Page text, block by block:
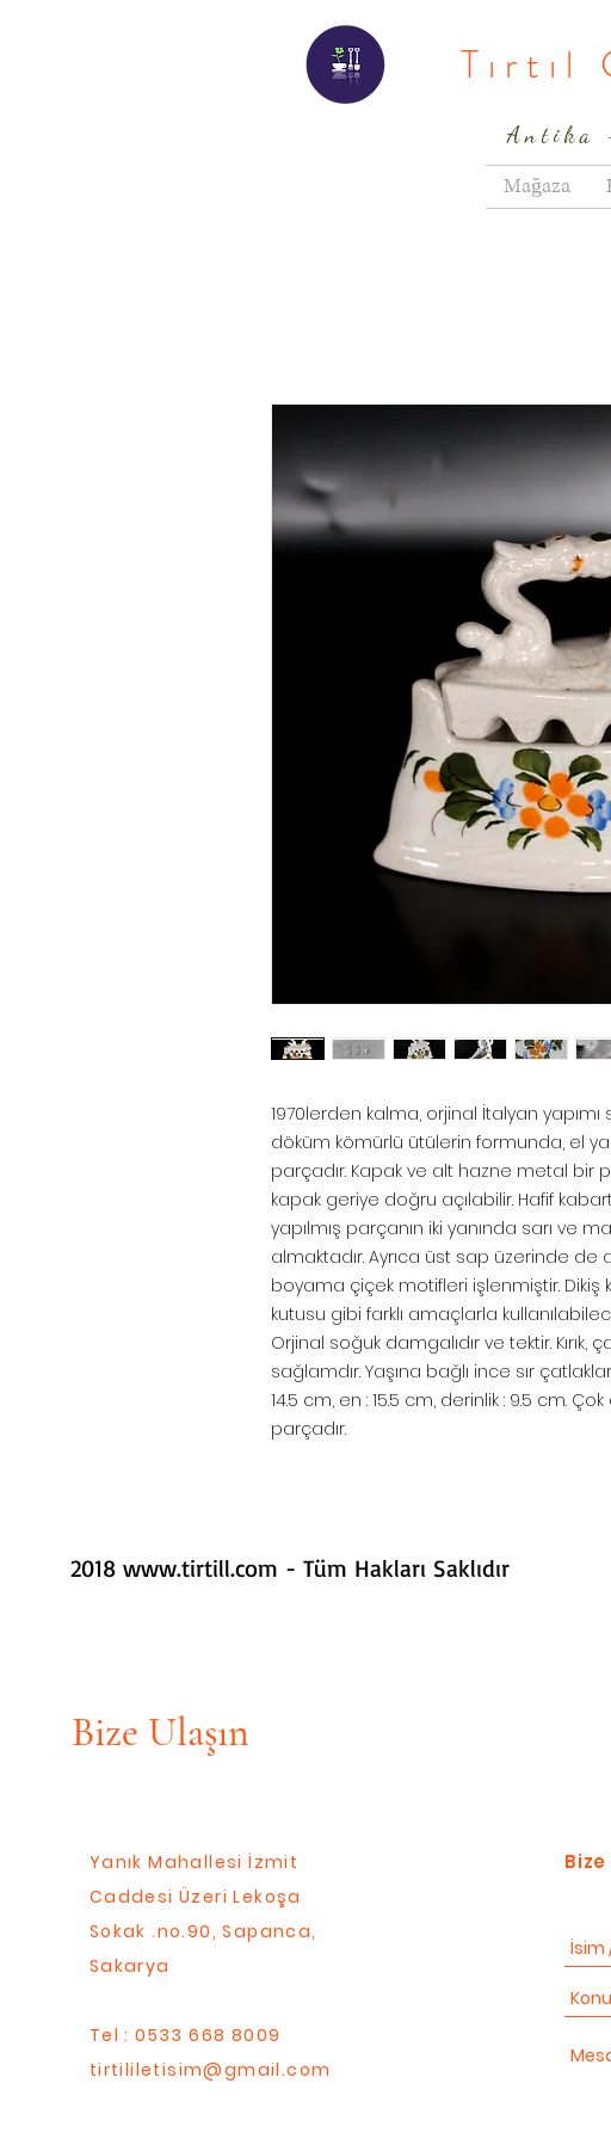
Tırtıl
Antika
Mağaza
1970lerden kalma, orjinal İtalyan
döküm kömürlü ütülerin formunda, el
parçadır. Kapak ve alt hazne metal bir
kapak geriye doğru açılabilir. Hafif
yapılmış parçanın iki yanında sarı ve
almaktadır. Ayrıca üst sap üzerinde de
boyama çiçek motifleri işlenmiştir. Dikiş
kutusu gibi farklı amaçlarla
Orjinal soğuk damgalıdır ve tektir. Kırık,
sağlamdır. Yaşına bağlı ince sır
14.5 cm, en : 15.5 cm, derinlik : 9.5 cm.
parçadır.
2018 www.tirtill.com - Tüm Hakları Saklıdır
Bize Ulaşın
Yanık Mahallesi İzmit
Caddesi Üzeri Lekoşa
Sokak .no.90, Sapanca,
Sakarya
Tel : 0533 668 8009
tirtililetisim@gmail.com